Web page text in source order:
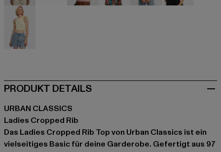
orange
PRODUKT DETAILS
URBAN CLASSICS
Ladies Cropped Rib
Das Ladies Cropped Rib Top von Urban Classics ist ein
vielseitiges Basic für deine Garderobe. Gefertigt aus 97